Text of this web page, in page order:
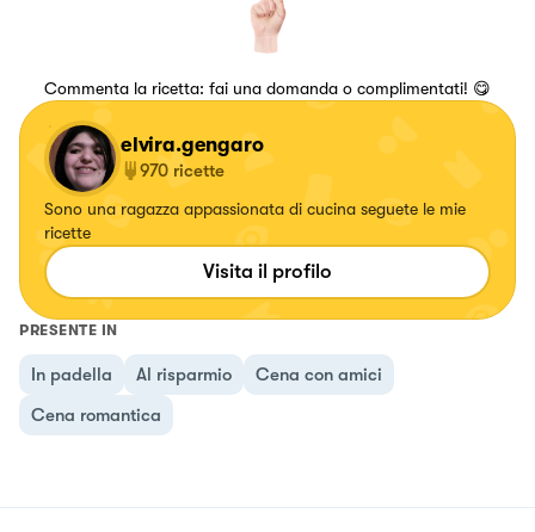
Commenta la ricetta: fai una domanda o complimentati! 😋
elvira.gengaro
970 ricette
Sono una ragazza appassionata di cucina seguete le mie
ricette
Visita il profilo
PRESENTE IN
In padella Al risparmio
Cena con amici
Cena romantica